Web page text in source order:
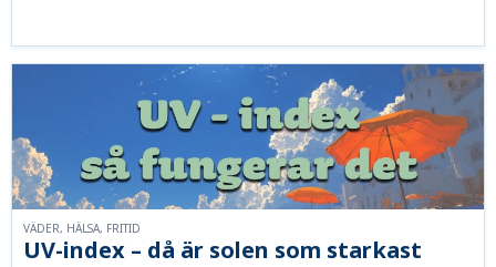
UV-index – då är solen som starkast
VÄDER, HÄLSA, FRITID